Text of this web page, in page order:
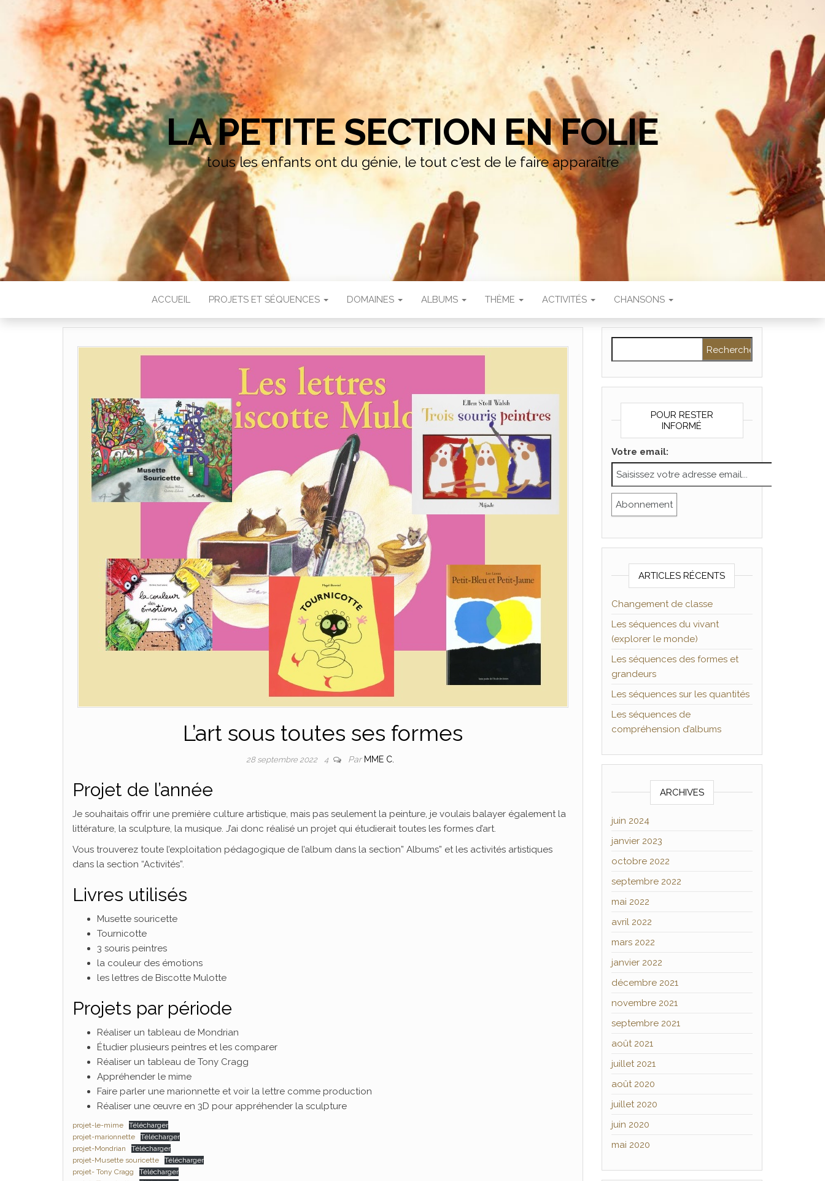
LA PETITE SECTION EN FOLIE
tous les enfants ont du génie, le tout c'est de le faire apparaître
ACCUEIL PROJETS ET SÉQUENCES DOMAINES ALBUMS THÈME ACTIVITÉS CHANSONS
L’art sous toutes ses formes
28 septembre 2022 4 Par MME C.
Projet de l’année
Je souhaitais offrir une première culture artistique, mais pas seulement la peinture, je voulais balayer également la
littérature, la sculpture, la musique. J’ai donc réalisé un projet qui étudierait toutes les formes d’art.
Vous trouverez toute l’exploitation pédagogique de l’album dans la section” Albums” et les activités artistiques
dans la section “Activités”.
Livres utilisés
Musette souricette
Tournicotte
3 souris peintres
la couleur des émotions
les lettres de Biscotte Mulotte
Projets par période
Réaliser un tableau de Mondrian
Étudier plusieurs peintres et les comparer
Réaliser un tableau de Tony Cragg
Appréhender le mime
Faire parler une marionnette et voir la lettre comme production
Réaliser une œuvre en 3D pour appréhender la sculpture
projet-le-mime
Télécharger
projet-marionnette
Télécharger
projet-Mondrian
Télécharger
projet-Musette souricette
Télécharger
projet- Tony Cragg
Télécharger
POUR RESTER
INFORMÉ
Votre email:
ARTICLES RÉCENTS
Changement de classe
Les séquences du vivant
(explorer le monde)
Les séquences des formes et
grandeurs
Les séquences sur les quantités
Les séquences de
compréhension d’albums
ARCHIVES
juin 2024
janvier 2023
octobre 2022
septembre 2022
mai 2022
avril 2022
mars 2022
janvier 2022
décembre 2021
novembre 2021
septembre 2021
août 2021
juillet 2021
août 2020
juillet 2020
juin 2020
mai 2020